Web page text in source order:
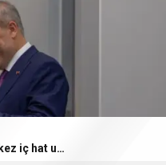
Suriye’de 14 yıl sonra ilk kez iç hat uçuşu gerçekleştirildi